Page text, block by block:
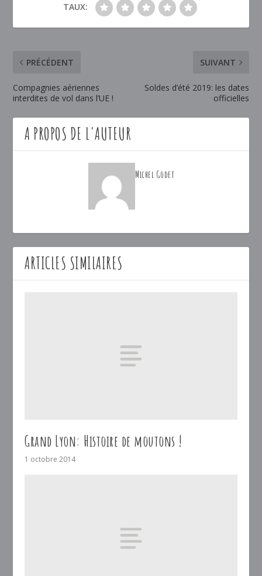
TAUX:
PRÉCÉDENT
Compagnies aériennes
interdites de vol dans l’UE !
SUIVANT
Soldes d’été 2019: les dates
officielles
A PROPOS DE L'AUTEUR
Michel Godet
ARTICLES SIMILAIRES
Grand Lyon: Histoire de moutons !
1 octobre 2014